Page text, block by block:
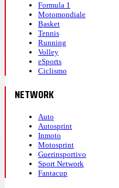
Formula 1
Motomondiale
Basket
Tennis
Running
Volley
eSports
Ciclismo
NETWORK
Auto
Autosprint
Inmoto
Motosprint
Guerinsportivo
Sport Network
Fantacup